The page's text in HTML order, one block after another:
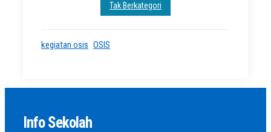
Tak Berkategori
kegiatan osis OSIS
Info Sekolah